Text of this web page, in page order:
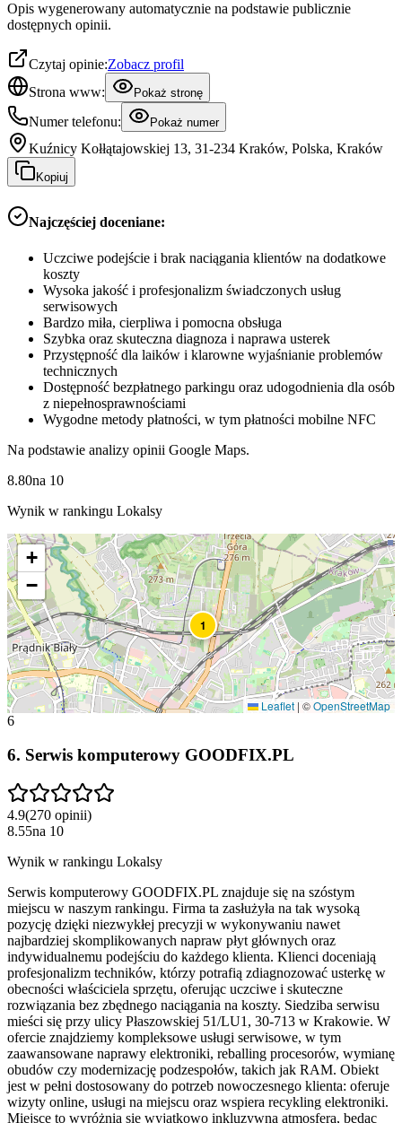
Opis wygenerowany automatycznie na podstawie publicznie
dostępnych opinii.
Czytaj opinie:Zobacz profil
Strona www:
Pokaż stronę
Numer telefonu: Pokaż numer
Kuźnicy Kołłątajowskiej 13, 31-234 Kraków, Polska, Kraków
Kopiuj
Najczęściej doceniane:
Uczciwe podejście i brak naciągania klientów na dodatkowe
koszty
Wysoka jakość i profesjonalizm świadczonych usług
serwisowych
Bardzo miła, cierpliwa i pomocna obsługa
Szybka oraz skuteczna diagnoza i naprawa usterek
Przystępność dla laików i klarowne wyjaśnianie problemów
technicznych
Dostępność bezpłatnego parkingu oraz udogodnienia dla osób
z niepełnosprawnościami
Wygodne metody płatności, w tym płatności mobilne NFC
Na podstawie analizy opinii Google Maps.
8.80na 10
Wynik w rankingu Lokalsy
1
+
−
Leaflet | ©OpenStreetMap
6
6. Serwis komputerowy GOODFIX.PL
4.9(270 opinii)
8.55na 10
Wynik w rankingu Lokalsy
Serwis komputerowy GOODFIX.PL znajduje się na szóstym
miejscu w naszym rankingu. Firma ta zasłużyła na tak wysoką
pozycję dzięki niezwykłej precyzji w wykonywaniu nawet
najbardziej skomplikowanych napraw płyt głównych oraz
indywidualnemu podejściu do każdego klienta. Klienci doceniają
profesjonalizm techników, którzy potrafią zdiagnozować usterkę w
obecności właściciela sprzętu, oferując uczciwe i skuteczne
rozwiązania bez zbędnego naciągania na koszty. Siedziba serwisu
mieści się przy ulicy Płaszowskiej 51/LU1, 30-713 w Krakowie. W
ofercie znajdziemy kompleksowe usługi serwisowe, w tym
zaawansowane naprawy elektroniki, reballing procesorów, wymianę
obudów czy modernizację podzespołów, takich jak RAM. Obiekt
jest w pełni dostosowany do potrzeb nowoczesnego klienta: oferuje
wizyty online, usługi na miejscu oraz wspiera recykling elektroniki.
Miejsce to wyróżnia się wyjątkowo inkluzywną atmosferą, będąc